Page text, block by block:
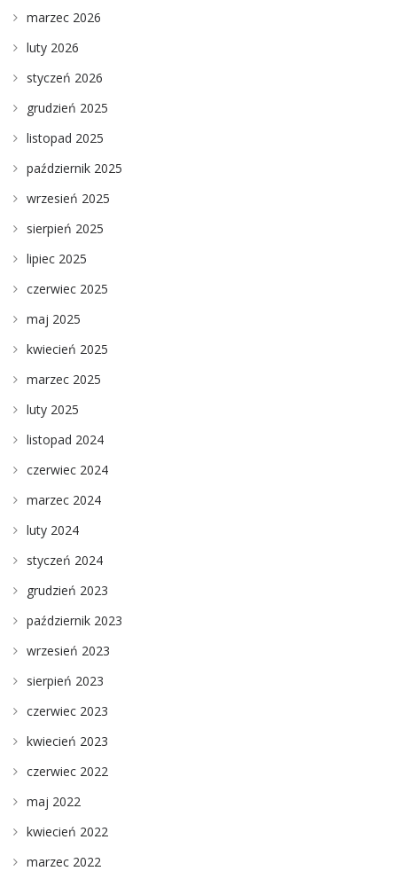
marzec 2026
luty 2026
styczeń 2026
grudzień 2025
listopad 2025
październik 2025
wrzesień 2025
sierpień 2025
lipiec 2025
czerwiec 2025
maj 2025
kwiecień 2025
marzec 2025
luty 2025
listopad 2024
czerwiec 2024
marzec 2024
luty 2024
styczeń 2024
grudzień 2023
październik 2023
wrzesień 2023
sierpień 2023
czerwiec 2023
kwiecień 2023
czerwiec 2022
maj 2022
kwiecień 2022
marzec 2022